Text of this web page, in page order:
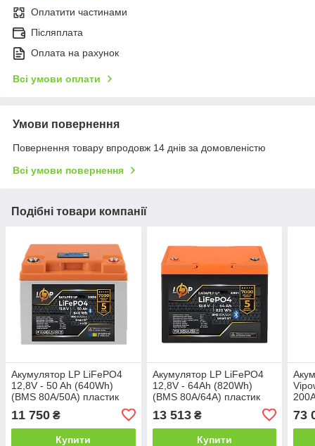
Оплатити частинами
Післяплата
Оплата на рахунок
Всі умови оплати
Умови повернення
Повернення товару впродовж 14 днів за домовленістю
Всі умови повернення
Подібні товари компанії
Акумулятор LP LiFePO4
12,8V - 50 Ah (640Wh)
(BMS 80А/50A) пластик
11 750 ₴
Купити
Акумулятор LP LiFePO4
12,8V - 64Ah (820Wh)
(BMS 80A/64А) пластик
13 513₴
Купити
73